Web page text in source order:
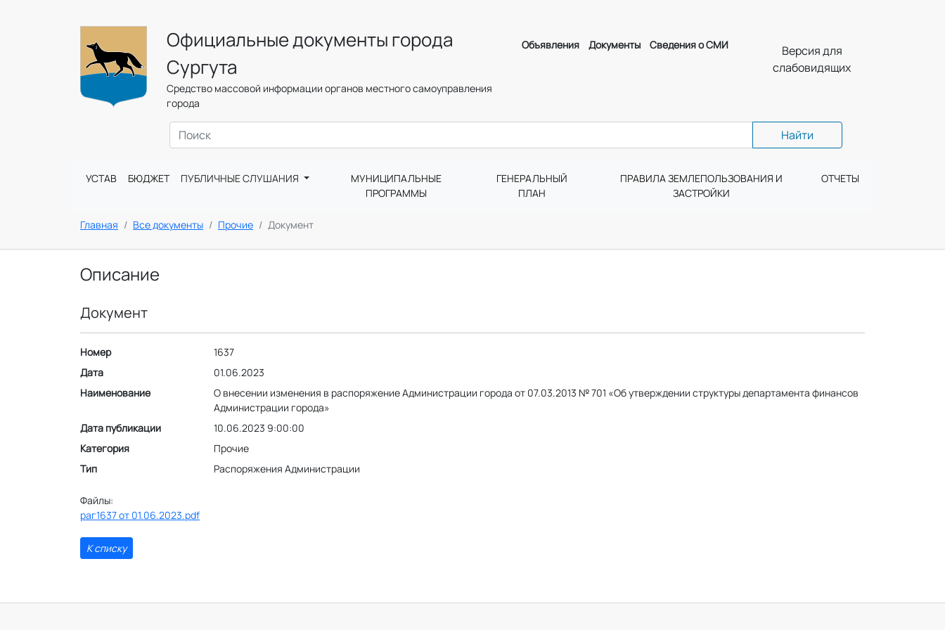
Официальные документы города
Сургута
Средство массовой информации органов местного самоуправления
города
Объявления Документы Сведения о СМИ
Версия для
слабовидящих
Найти
УСТАВ БЮДЖЕТ ПУБЛИЧНЫЕ СЛУШАНИЯ
МУНИЦИПАЛЬНЫЕ
ПРОГРАММЫ
ГЕНЕРАЛЬНЫЙ
ПЛАН
ПРАВИЛА ЗЕМЛЕПОЛЬЗОВАНИЯ И
ЗАСТРОЙКИ
ОТЧЕТЫ
Главная Все документы Прочие Документ
Описание
Документ
Номер
1637
Дата
01.06.2023
Наименование
О внесении изменения в распоряжение Администрации города от 07.03.2013 № 701 «Об утверждении структуры департамента финансов
Администрации города»
Дата публикации
10.06.2023 9:00:00
Категория
Прочие
Тип
Распоряжения Администрации
Файлы:
раг1637 от 01.06.2023.pdf
К списку